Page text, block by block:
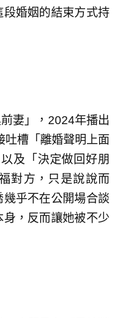
婚姻的結束方式持
妻」，2024年播出
吐槽「離婚聲明上面
及「決定做回好朋
對方，只是說說而
乎不在公開場合談
，反而讓她被不少